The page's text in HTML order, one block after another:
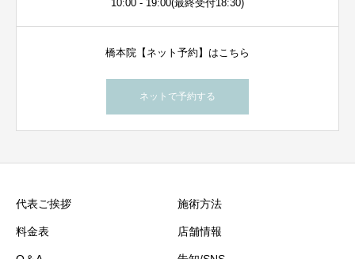
10:00 - 19:00(最終受付18:30)
橋本院【ネット予約】はこちら
ネットで予約する
代表ご挨拶 施術方法
料金表 店舗情報